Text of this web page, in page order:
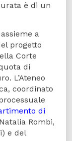
è di un
a
progetto
Corte
di
L’Ateneo
coordinato
di
Rombi,
e del